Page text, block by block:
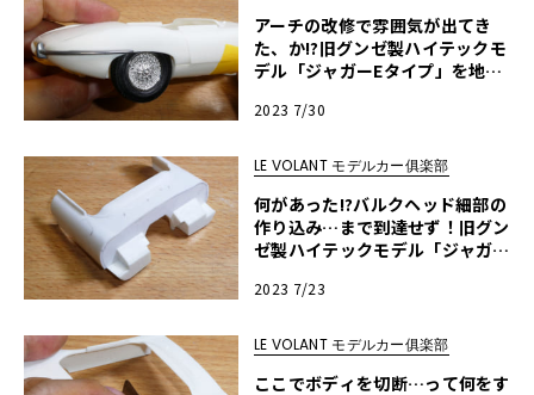
アーチの改修で雰囲気が出てき
た、か!?旧グンゼ製ハイテックモ
デル「ジャガーEタイプ」を地道
2023 7/30
LE VOLANT モデルカー俱楽部
何があった!?バルクヘッド細部の
作り込み…まで到達せず！旧グン
ゼ製ハイテックモデル「ジャガー
第13回
2023 7/23
LE VOLANT モデルカー俱楽部
ここでボディを切断…って何をす